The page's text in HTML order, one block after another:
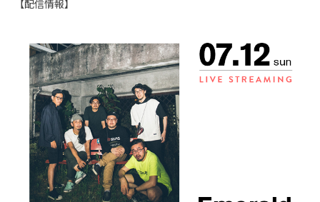
【配信情報】